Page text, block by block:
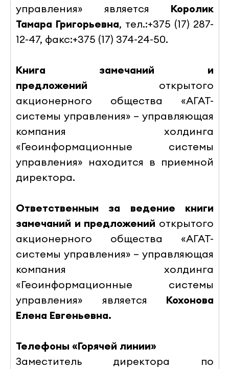
управления» является Королик
Тамара Григорьевна, тел.:+375 (17) 287-
12-47, факс:+375 (17) 374-24-50.
Книга замечаний и
предложений открытого
акционерного общества «АГАТ-
системы управления» – управляющая
компания холдинга
«Геоинформационные системы
управления» находится в приемной
директора.
Ответственным за ведение книги
замечаний и предложений открытого
акционерного общества «АГАТ-
системы управления» – управляющая
компания холдинга
«Геоинформационные системы
управления» является Кохонова
Елена Евгеньевна.
Телефоны «Горячей линии»
Заместитель директора по